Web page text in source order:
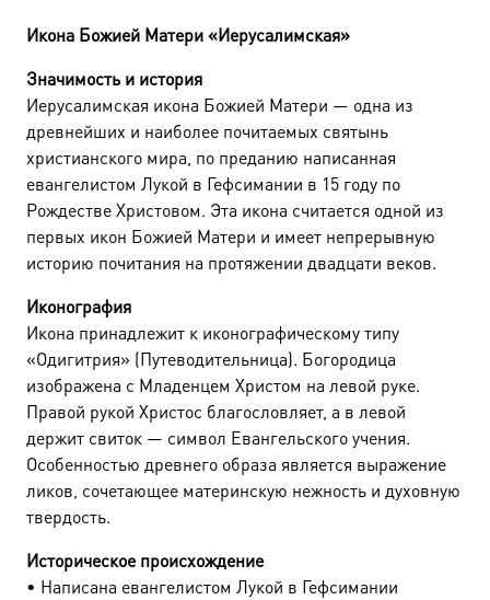
Икона Божией Матери «Иерусалимская»
Значимость и история
Иерусалимская икона Божией Матери — одна из
древнейших и наиболее почитаемых святынь
христианского мира, по преданию написанная
евангелистом Лукой в Гефсимании в 15 году по
Рождестве Христовом. Эта икона считается одной из
первых икон Божией Матери и имеет непрерывную
историю почитания на протяжении двадцати веков.
Иконография
Икона принадлежит к иконографическому типу
«Одигитрия» (Путеводительница). Богородица
изображена с Младенцем Христом на левой руке.
Правой рукой Христос благословляет, а в левой
держит свиток — символ Евангельского учения.
Особенностью древнего образа является выражение
ликов, сочетающее материнскую нежность и духовную
твердость.
Историческое происхождение
• Написана евангелистом Лукой в Гефсимании